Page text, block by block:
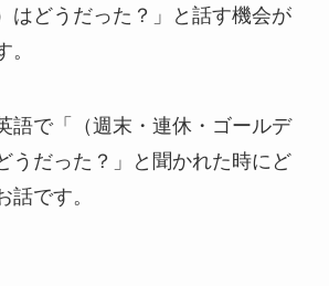
はどうだった？」と話す機会が
語で「（週末・連休・ゴールデ
うだった？」と聞かれた時にど
話です。